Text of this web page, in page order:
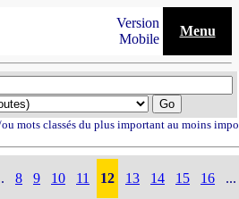
Version
Mobile
Menu
mots classés du plus important au moins
8 9 10 11 12 13 14 15 16 ...